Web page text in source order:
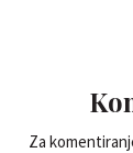
Za